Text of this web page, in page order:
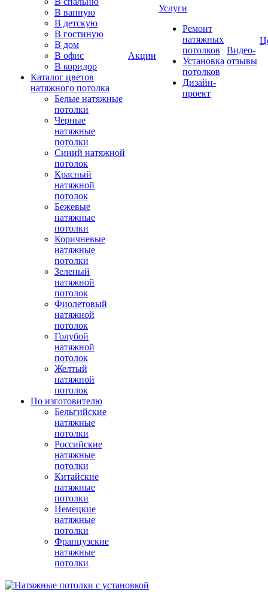
В ванную
В детскую
В гостиную
В дом
В офис
В коридор
Каталог цветов
натяжного потолка
Белые натяжные
потолки
Черные
натяжные
потолки
Синий натяжной
потолок
Красный
натяжной
потолок
Бежевые
натяжные
потолки
Коричневые
натяжные
потолки
Зеленый
натяжной
потолок
Фиолетовый
натяжной
потолок
Голубой
натяжной
потолок
Желтый
натяжной
потолок
По изготовителю
Бельгийские
натяжные
потолки
Российские
натяжные
потолки
Китайские
натяжные
потолки
Немецкие
натяжные
потолки
Французские
натяжные
потолки
Акции
Услуги
Ремонт
натяжных
потолков
Установка
потолков
Дизайн-
проект
Видео-
отзывы